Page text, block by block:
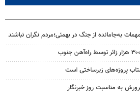
به‌جامانده از جنگ در بهمئی؛مردم نگران نباشند
پروژه‌های زیرساختی است
به مناسبت روز خبرنگار